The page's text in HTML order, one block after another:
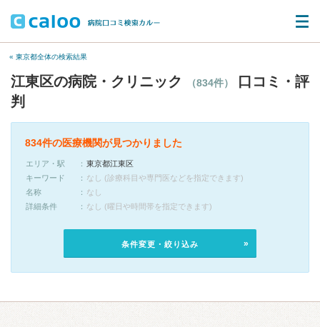
« 東京都全体の検索結果
江東区の病院・クリニック （834件）
口コミ・評
判
834件の医療機関が見つかりました
エリア・駅
東京都江東区
キーワード
なし (診療科目や専門医などを指定できます)
名称
なし
詳細条件
なし (曜日や時間帯を指定できます)
条件変更・絞り込み